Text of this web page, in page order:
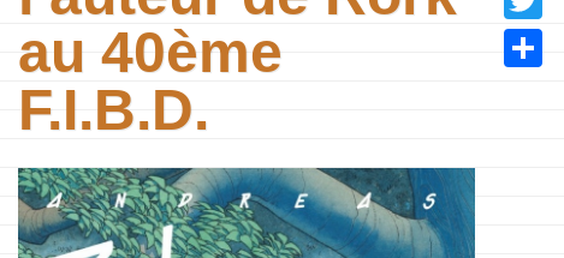
au 40ème
F.I.B.D.
Twitter